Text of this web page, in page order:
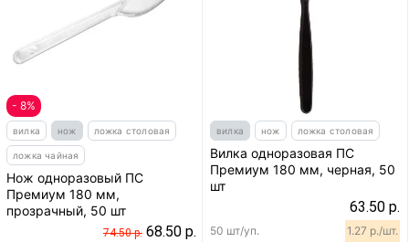
- 8%
вилка нож ложка столовая
ложка чайная
Нож одноразовый ПС
Премиум 180 мм,
прозрачный, 50 шт
74.50 р. 68.50 р.
вилка нож ложка столовая
Вилка одноразовая ПС
Премиум 180 мм, черная, 50
шт
63.50 р.
50 шт/уп. 1.27 р./шт.